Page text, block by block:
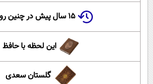
۱۵ سال پیش در چنین روزی
این لحظه با حافظ
گلستان سعدی